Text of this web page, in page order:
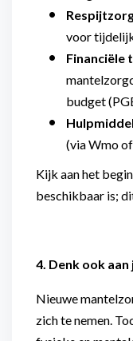
voor
Financiële
budget
(via Wmo
Kijk aan het
beschikbaar is;
4. Denk ook aan
Nieuwe
zich te nemen.